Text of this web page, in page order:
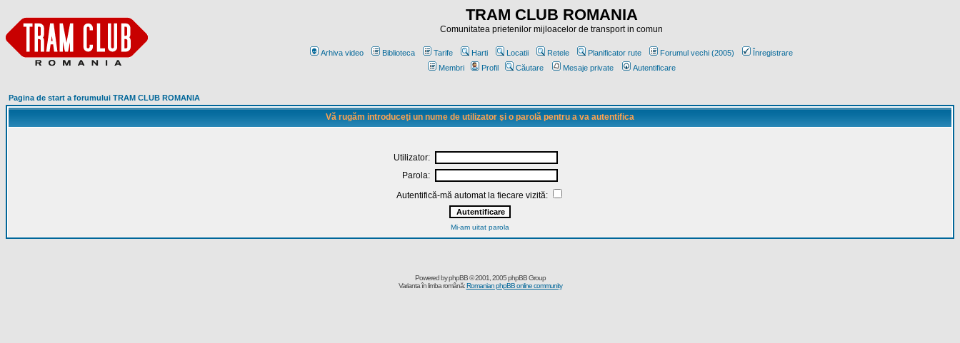
TRAM CLUB ROMANIA
Comunitatea prietenilor mijloacelor de transport in comun
Arhiva video Biblioteca Tarife Harti Locatii Retele Planificator rute Forumul vechi (2005)
Înregistrare
Membri
Profil Căutare Mesaje private Autentificare
Pagina de start a forumului TRAM CLUB ROMANIA
Vă rugăm introduceţi un nume de utilizator şi o parolă pentru a va autentifica
Utilizator:
Parola:
Autentifică-mă automat la fiecare vizită:
Mi-am uitat parola
Powered byphpBB© 2001, 2005 phpBB Group
Varianta în limba română:Romanian phpBB online community